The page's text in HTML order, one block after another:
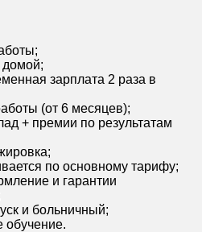
домой;
зарплата 2 раза в
(от 6 месяцев);
+ премии по результатам
по основному тарифу;
и гарантии
и больничный;
обучение.